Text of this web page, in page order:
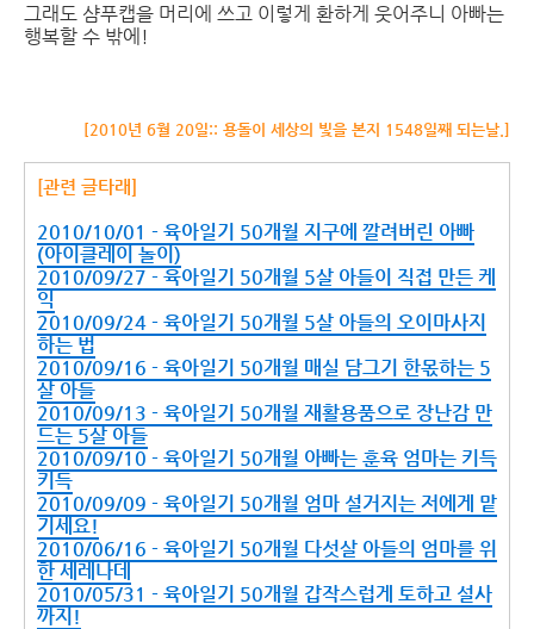
그래도 샴푸캡을 머리에 쓰고 이렇게 환하게 웃어주니 아빠는
행복할 수 밖에!
[2010년 6월 20일:: 용돌이 세상의 빛을 본지 1548일째 되는날.]
[관련 글타래]
2010/10/01 - 육아일기 50개월 지구에 깔려버린 아빠
(아이클레이 놀이)
2010/09/27 - 육아일기 50개월 5살 아들이 직접 만든 케
익
2010/09/24 - 육아일기 50개월 5살 아들의 오이마사지
하는 법
2010/09/16 - 육아일기 50개월 매실 담그기 한몫하는 5
살 아들
2010/09/13 - 육아일기 50개월 재활용품으로 장난감 만
드는 5살 아들
2010/09/10 - 육아일기 50개월 아빠는 훈육 엄마는 키득
키득
2010/09/09 - 육아일기 50개월 엄마 설거지는 저에게 맡
기세요!
2010/06/16 - 육아일기 50개월 다섯살 아들의 엄마를 위
한 세레나데
2010/05/31 - 육아일기 50개월 갑작스럽게 토하고 설사
까지!